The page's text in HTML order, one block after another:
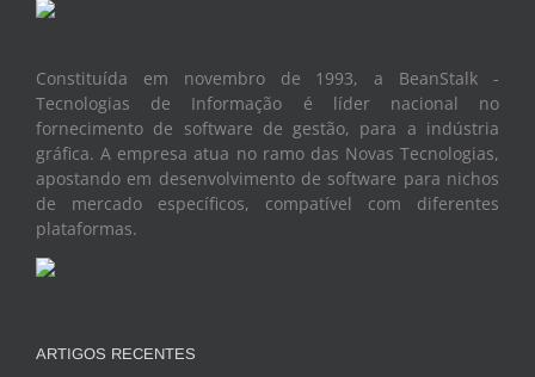
Constituída em novembro de 1993, a BeanStalk -
Tecnologias de Informação é líder nacional no
fornecimento de software de gestão, para a indústria
gráfica. A empresa atua no ramo das Novas Tecnologias,
apostando em desenvolvimento de software para nichos
de mercado específicos, compatível com diferentes
plataformas.
ARTIGOS RECENTES